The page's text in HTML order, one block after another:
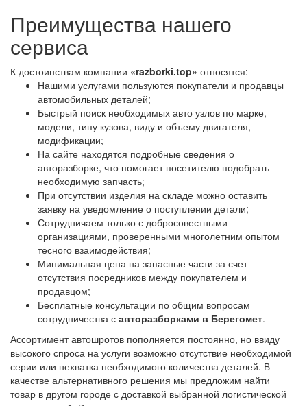
Преимущества нашего
сервиса
К достоинствам компании «razborki.top» относятся:
Нашими услугами пользуются покупатели и продавцы
автомобильных деталей;
Быстрый поиск необходимых авто узлов по марке,
модели, типу кузова, виду и объему двигателя,
модификации;
На сайте находятся подробные сведения о
авторазборке, что помогает посетителю подобрать
необходимую запчасть;
При отсутствии изделия на складе можно оставить
заявку на уведомление о поступлении детали;
Сотрудничаем только с добросовестными
организациями, проверенными многолетним опытом
тесного взаимодействия;
Минимальная цена на запасные части за счет
отсутствия посредников между покупателем и
продавцом;
Бесплатные консультации по общим вопросам
сотрудничества с авторазборками в Берегомет.
Ассортимент автошротов пополняется постоянно, но ввиду
высокого спроса на услуги возможно отсутствие необходимой
серии или нехватка необходимого количества деталей. В
качестве альтернативного решения мы предложим найти
товар в другом городе с доставкой выбранной логистической